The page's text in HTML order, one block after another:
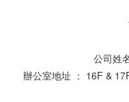
公司姓
辦公室地址 ： 16F &